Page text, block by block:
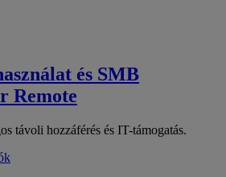
és SMB
Remote
távoli hozzáférés és IT-támogatás.